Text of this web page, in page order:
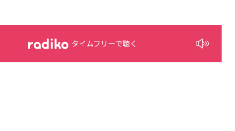
タイムフリーで聴く